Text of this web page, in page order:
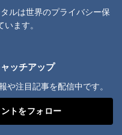
ルは世界のプライバシー保
ます。
ッチアップ
注目記事を配信中です。
トをフォロー